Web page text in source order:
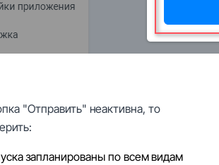
"Отправить" неактивна, то
запланированы по всем видам